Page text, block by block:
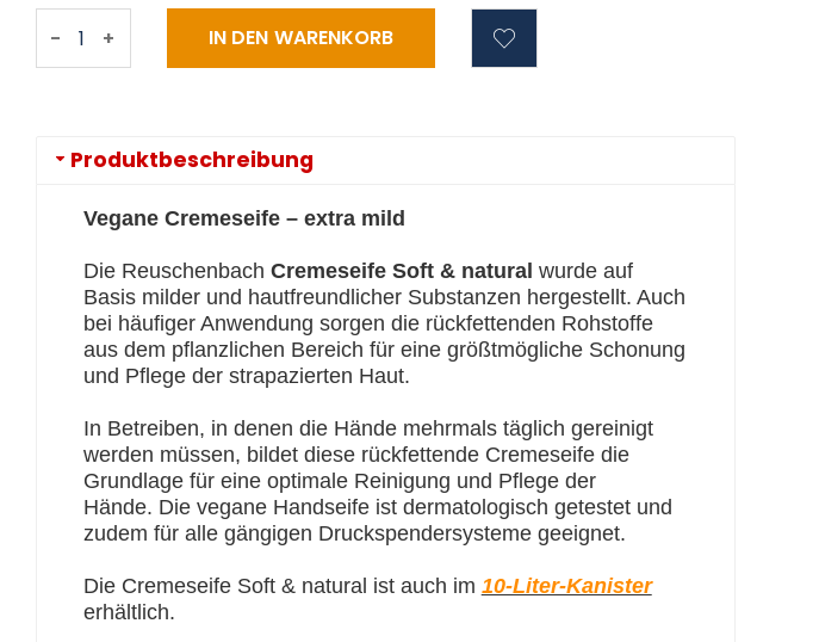
- +
Produktbeschreibung
Vegane Cremeseife – extra mild
Die Reuschenbach Cremeseife Soft & natural wurde auf
Basis milder und hautfreundlicher Substanzen hergestellt. Auch
bei häufiger Anwendung sorgen die rückfettenden Rohstoffe
aus dem pflanzlichen Bereich für eine größtmögliche Schonung
und Pflege der strapazierten Haut.
In Betreiben, in denen die Hände mehrmals täglich gereinigt
werden müssen, bildet diese rückfettende Cremeseife die
Grundlage für eine optimale Reinigung und Pflege der
Hände. Die vegane Handseife ist dermatologisch getestet und
zudem für alle gängigen Druckspendersysteme geeignet.
Die Cremeseife Soft & natural ist auch im 10-Liter-Kanister
erhältlich.